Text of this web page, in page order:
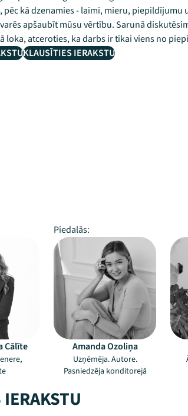
pēc kā dzenamies - laimi, mieru,
apšaubīt mūsu vērtību. Sarunā
loka, atceroties, ka darbs ir tikai viens no
KLAUSĪTIES IERAKSTU
Piedalās:
Cālīte Amanda Ozoliņa
Uzņēmēja. Autore.
Pasniedzēja konditorejā